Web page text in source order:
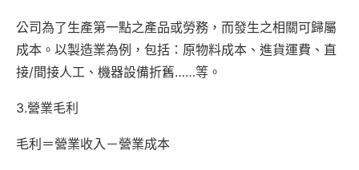
公司為了生產第一點之產品或勞務，而發生之相關可歸屬
成本。以製造業為例，包括：原物料成本、進貨運費、直
接/間接人工、機器設備折舊……等。
3.營業毛利
毛利＝營業收入－營業成本